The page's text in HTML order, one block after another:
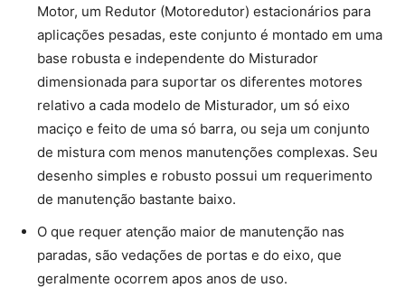
Motor, um Redutor (Motoredutor) estacionários para
aplicações pesadas, este conjunto é montado em uma
base robusta e independente do Misturador
dimensionada para suportar os diferentes motores
relativo a cada modelo de Misturador, um só eixo
maciço e feito de uma só barra, ou seja um conjunto
de mistura com menos manutenções complexas. Seu
desenho simples e robusto possui um requerimento
de manutenção bastante baixo.
O que requer atenção maior de manutenção nas
paradas, são vedações de portas e do eixo, que
geralmente ocorrem apos anos de uso.